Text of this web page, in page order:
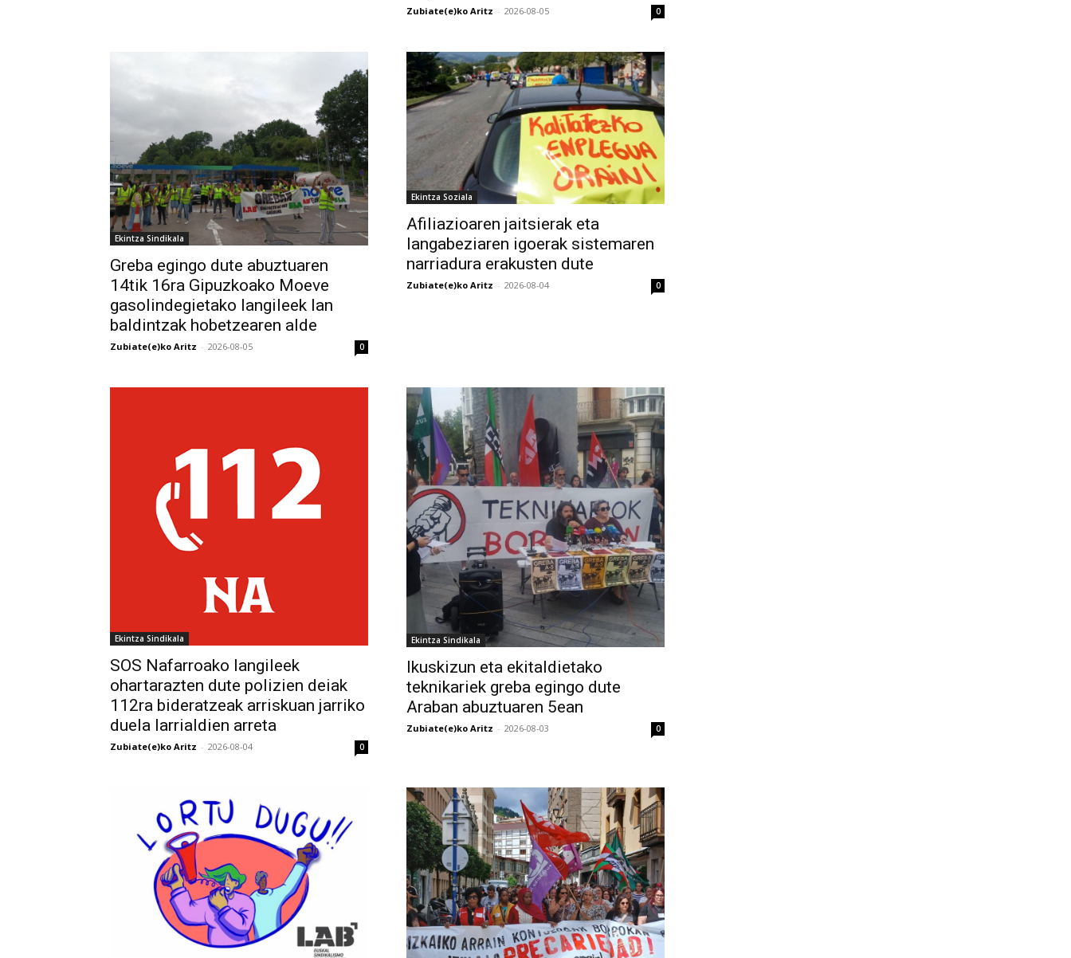
Zubiate(e)ko Aritz - 2026-08-05 0
Ekintza Sindikala
Greba egingo dute abuztuaren
14tik 16ra Gipuzkoako Moeve
gasolindegietako langileek lan
baldintzak hobetzearen alde
Zubiate(e)ko Aritz - 2026-08-05 0
Ekintza Soziala
Afiliazioaren jaitsierak eta
langabeziaren igoerak sistemaren
narriadura erakusten dute
Zubiate(e)ko Aritz - 2026-08-04 0
Ekintza Sindikala
SOS Nafarroako langileek
ohartarazten dute polizien deiak
112ra bideratzeak arriskuan jarriko
duela larrialdien arreta
Zubiate(e)ko Aritz - 2026-08-04 0
Ekintza Sindikala
Ikuskizun eta ekitaldietako
teknikariek greba egingo dute
Araban abuztuaren 5ean
Zubiate(e)ko Aritz - 2026-08-03 0